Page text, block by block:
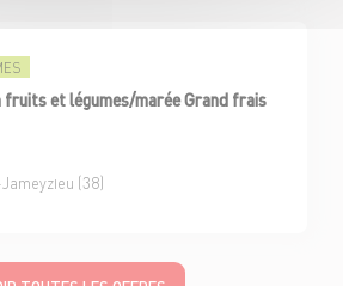
fruits et légumes/marée Grand frais
(38)